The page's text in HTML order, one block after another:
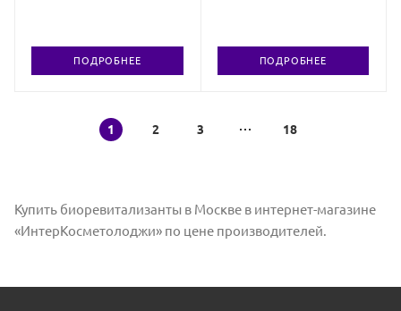
ПОДРОБНЕЕ ПОДРОБНЕЕ
1 2 3 18
Купить биоревитализанты в Москве в интернет-магазине
«ИнтерКосметолоджи» по цене производителей.